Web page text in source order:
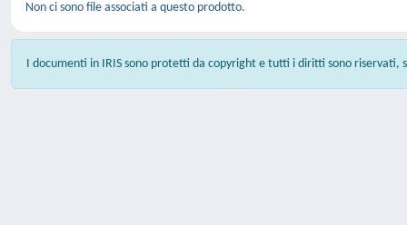
Non ci sono file associati a questo prodotto.
I documenti in IRIS sono protetti da copyright e tutti i diritti sono riservati,